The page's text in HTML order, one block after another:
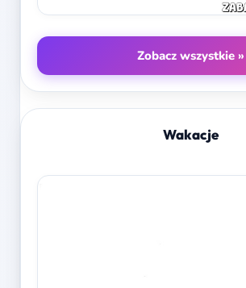
Zobacz wszystkie »
Wakacje